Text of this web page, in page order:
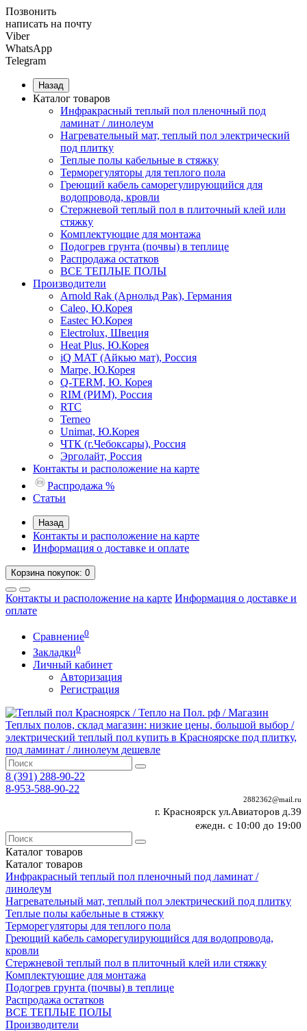
Позвонить
написать на почту
Viber
WhatsApp
Telegram
Назад
Каталог товаров
Инфракрасный теплый пол пленочный под
ламинат / линолеум
Нагревательный мат, теплый пол электрический
под плитку
Теплые полы кабельные в стяжку
Терморегуляторы для теплого пола
Греющий кабель саморегулирующийся для
водопровода, кровли
Cтержневой теплый пол в плиточный клей или
стяжку
Комплектующие для монтажа
Подогрев грунта (почвы) в теплице
Распродажа остатков
ВСЕ ТЕПЛЫЕ ПОЛЫ
Производители
Arnold Rak (Арнольд Рак), Германия
Caleo, Ю.Корея
Eastec Ю.Корея
Electrolux, Швеция
Heat Plus, Ю.Корея
iQ MAT (Айкью мат), Россия
Marpe, Ю.Корея
Q-TERM, Ю. Корея
RIM (РИМ), Россия
RTC
Terneo
Unimat, Ю.Корея
ЧТК (г.Чебоксары), Россия
Эрголайт, Россия
Контакты и расположение на карте
Распродажа %
Статьи
Назад
Контакты и расположение на карте
Информация о доставке и оплате
Корзинапокупок: 0
Контакты и расположение на карте Информация о доставке и
оплате
Сравнение0
Закладки0
Личный кабинет
Авторизация
Регистрация
8 (391) 288-90-22
8-953-588-90-22
2882362@mail.ru
г. Красноярск ул.Авиаторов д.39
ежедн. с 10:00 до 19:00
Каталог товаров
Каталог товаров
Инфракрасный теплый пол пленочный под ламинат /
линолеум
Нагревательный мат, теплый пол электрический под плитку
Теплые полы кабельные в стяжку
Терморегуляторы для теплого пола
Греющий кабель саморегулирующийся для водопровода,
кровли
Cтержневой теплый пол в плиточный клей или стяжку
Комплектующие для монтажа
Подогрев грунта (почвы) в теплице
Распродажа остатков
ВСЕ ТЕПЛЫЕ ПОЛЫ
Производители